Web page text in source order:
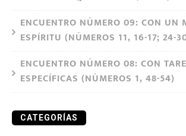
ENCUENTRO NÚMERO 09: CON UN
ESPÍRITU (NÚMEROS 11, 16-17; 24-
ENCUENTRO NÚMERO 08: CON
ESPECÍFICAS (NÚMEROS 1, 48-54)
CATEGORÍAS